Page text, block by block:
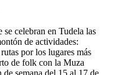
celebran en Tudela las
de actividades:
por los lugares más
de folk con la Muza
semana del 15 al 17 de